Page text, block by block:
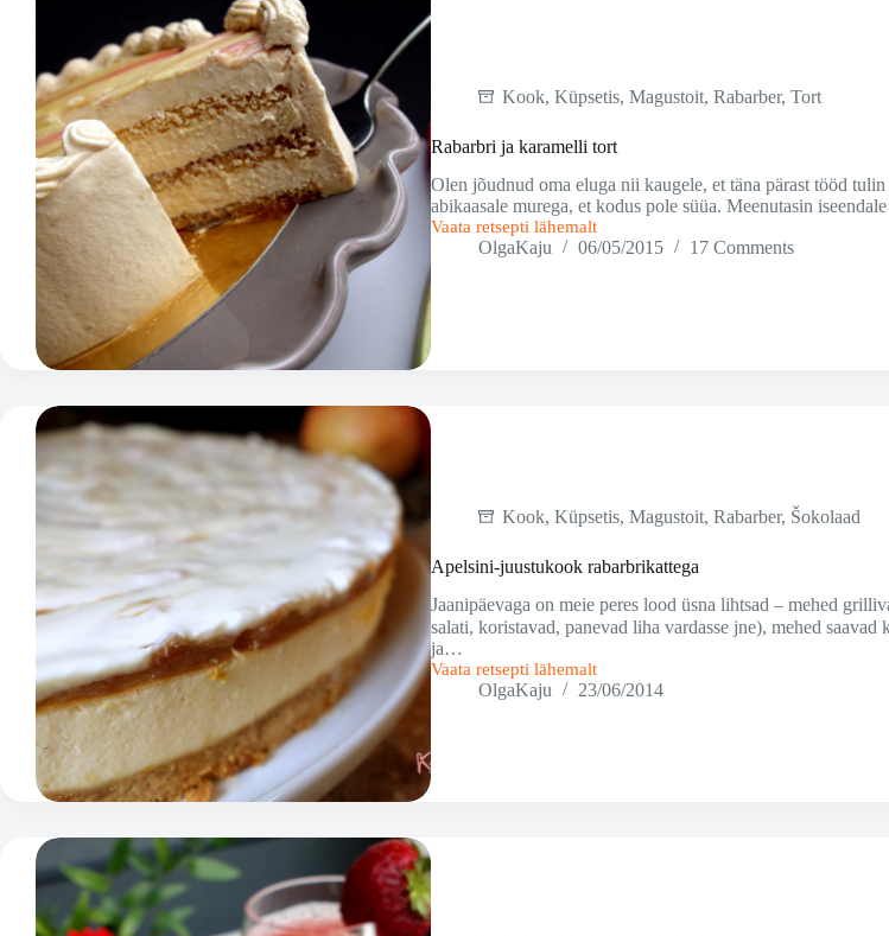
Kook,Küpsetis,Magustoit,Rabarber,Tort
Rabarbri ja karamelli tort
Olen jõudnud oma eluga nii kaugele, et täna pärast tööd
abikaasale murega, et kodus pole süüa. Meenutasin
Vaata retsepti lähemalt
Rabarbri
karamelli
tort
OlgaKaju 06/05/2015 17 Comments
Kook,Küpsetis,Magustoit,Rabarber, Šokolaad
Apelsini-juustukook rabarbrikattega
Jaanipäevaga on meie peres lood üsna lihtsad – mehed
salati, koristavad, panevad liha vardasse jne), mehed
ja…
Vaata retsepti lähemalt
Apelsini-
juustukookOlgaKaju 23/06/2014